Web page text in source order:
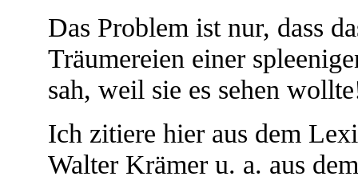
Das Problem ist nur, dass
Träumereien einer
sah, weil sie es sehen
Ich zitiere hier aus dem
Walter Krämer u. a. aus